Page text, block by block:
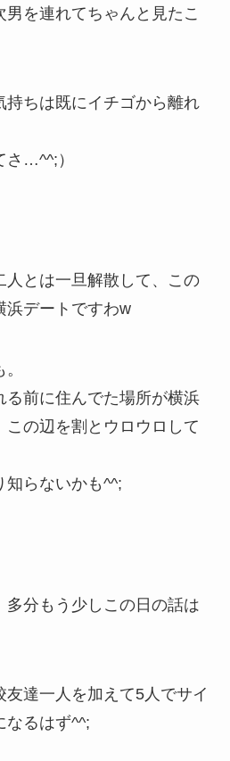
を連れてちゃんと見たこ
ちは既にイチゴから離れ
さ…^^;）
人とは一旦解散して、この
浜デートですわw
る前に住んでた場所が横浜
この辺を割とウロウロして
知らないかも^^;
分もう少しこの日の話は
達一人を加えて5人でサイ
なるはず^^;